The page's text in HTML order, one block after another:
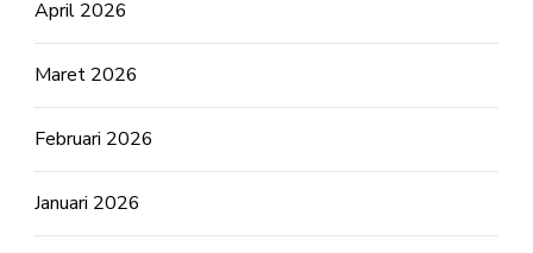
April 2026
Maret 2026
Februari 2026
Januari 2026